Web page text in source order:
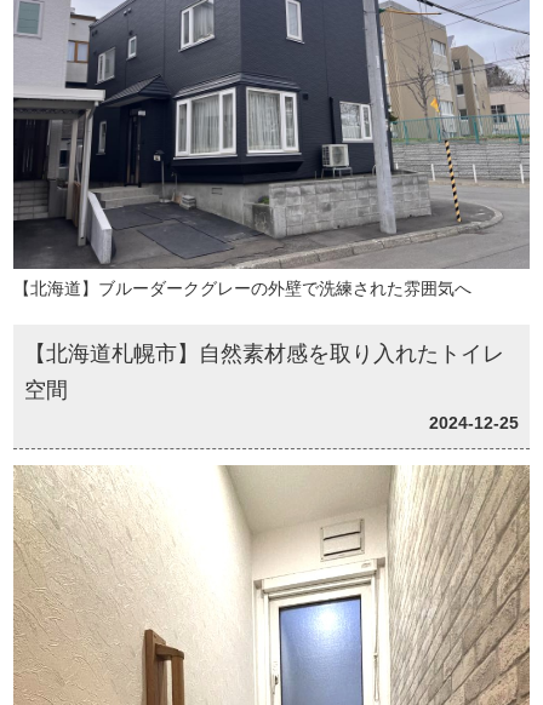
【北海道】ブルーダークグレーの外壁で洗練された雰囲気へ
【北海道札幌市】自然素材感を取り入れたトイレ
空間
2024-12-25